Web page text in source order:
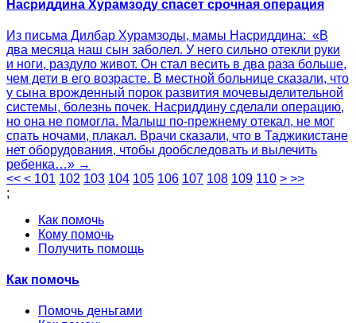
Насриддина Хурамзоду спасет срочная операция
Из письма Дилбар Хурамзоды, мамы Насриддина: «В
два месяца наш сын заболел. У него сильно отекли руки
и ноги, раздуло живот. Он стал весить в два раза больше,
чем дети в его возрасте. В местной больнице сказали, что
у сына врожденный порок развития мочевыделительной
системы, болезнь почек. Насриддину сделали операцию,
но она не помогла. Малыш по-прежнему отекал, не мог
спать ночами, плакал. Врачи сказали, что в Таджикистане
нет оборудования, чтобы дообследовать и вылечить
ребенка…» →
<< < 101 102 103 104 105 106 107 108 109 110 > >>
;
Как помочь
Кому помочь
Получить помощь
Как помочь
Помочь деньгами